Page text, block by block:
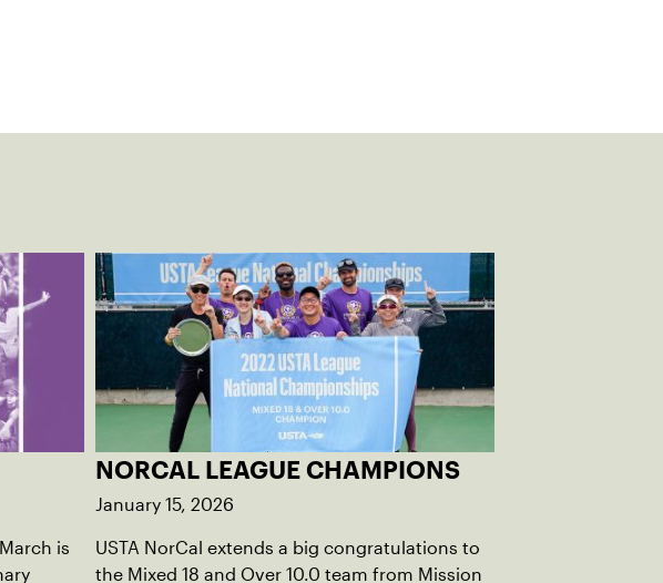
is
NORCAL LEAGUE CHAMPIONS
January 15, 2026
USTA NorCal extends a big congratulations to
the Mixed 18 and Over 10.0 team from Mission